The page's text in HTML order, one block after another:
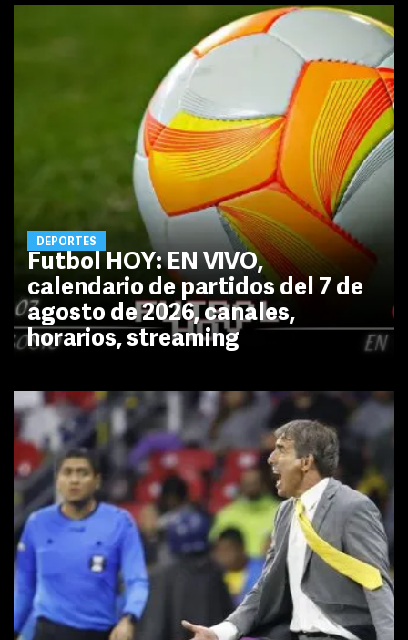
DEPORTES
Futbol HOY: EN VIVO,
calendario de partidos del 7 de
agosto de 2026, canales,
horarios, streaming